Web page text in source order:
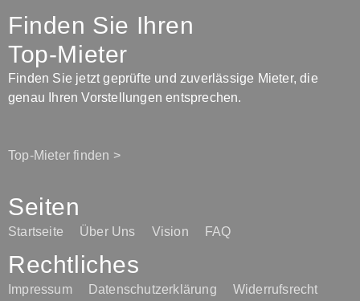
Finden Sie Ihren
Top-Mieter
Finden Sie jetzt geprüfte und zuverlässige Mieter, die
genau Ihren Vorstellungen entsprechen.
Top-Mieter finden >
Seiten
Startseite Über Uns Vision FAQ
Rechtliches
Impressum Datenschutzerklärung Widerrufsrecht